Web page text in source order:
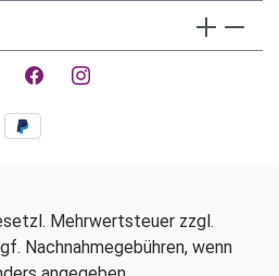
Mehrwertsteuer zzgl.
Nachnahmegebühren, wenn